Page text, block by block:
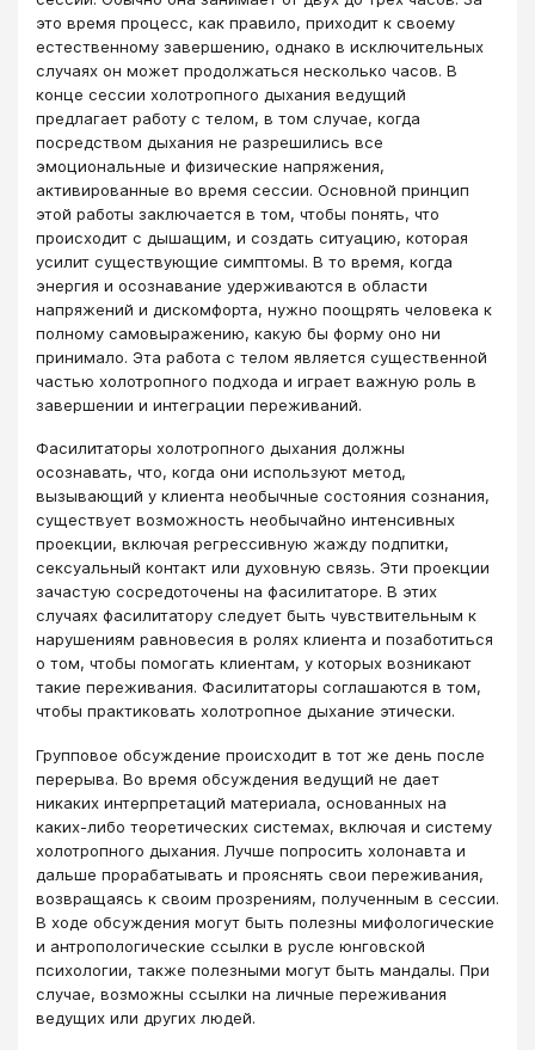
это время процесс, как правило, приходит к своему
естественному завершению, однако в исключительных
случаях он может продолжаться несколько часов. В
конце сессии холотропного дыхания ведущий
предлагает работу с телом, в том случае, когда
посредством дыхания не разрешились все
эмоциональные и физические напряжения,
активированные во время сессии. Основной принцип
этой работы заключается в том, чтобы понять, что
происходит с дышащим, и создать ситуацию, которая
усилит существующие симптомы. В то время, когда
энергия и осознавание удерживаются в области
напряжений и дискомфорта, нужно поощрять человека к
полному самовыражению, какую бы форму оно ни
принимало. Эта работа с телом является существенной
частью холотропного подхода и играет важную роль в
завершении и интеграции переживаний.
Фасилитаторы холотропного дыхания должны
осознавать, что, когда они используют метод,
вызывающий у клиента необычные состояния сознания,
существует возможность необычайно интенсивных
проекции, включая регрессивную жажду подпитки,
сексуальный контакт или духовную связь. Эти проекции
зачастую сосредоточены на фасилитаторе. В этих
случаях фасилитатору следует быть чувствительным к
нарушениям равновесия в ролях клиента и позаботиться
о том, чтобы помогать клиентам, у которых возникают
такие переживания. Фасилитаторы соглашаются в том,
чтобы практиковать холотропное дыхание этически.
Групповое обсуждение происходит в тот же день после
перерыва. Во время обсуждения ведущий не дает
никаких интерпретаций материала, основанных на
каких-либо теоретических системах, включая и систему
холотропного дыхания. Лучше попросить холонавта и
дальше прорабатывать и прояснять свои переживания,
возвращаясь к своим прозрениям, полученным в сессии.
В ходе обсуждения могут быть полезны мифологические
и антропологические ссылки в русле юнговской
психологии, также полезными могут быть мандалы. При
случае, возможны ссылки на личные переживания
ведущих или других людей.